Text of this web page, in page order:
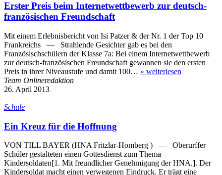
Erster Preis beim Internetwettbewerb zur deutsch-
französischen Freundschaft
Mit einem Erlebnisbericht von Isi Patzer & der Nr. 1 der Top 10
Frankreichs — Strahlende Gesichter gab es bei den
Französischschülern der Klasse 7a: Bei einem Internetwettbewerb
zur deutsch-französischen Freundschaft gewannen sie den ersten
Preis in ihrer Niveaustufe und damit 100… » weiterlesen
Team Onlineredaktion
26. April 2013
Schule
Ein Kreuz für die Hoffnung
VON TILL BAYER (HNA Fritzlar-Homberg ) — Oberurffer
Schüler gestalteten einen Gottesdienst zum Thema
Kindersoldaten[1. Mit freundlicher Genehmigung der HNA.]. Der
Kindersoldat macht einen verwegenen Eindruck. Er trägt eine